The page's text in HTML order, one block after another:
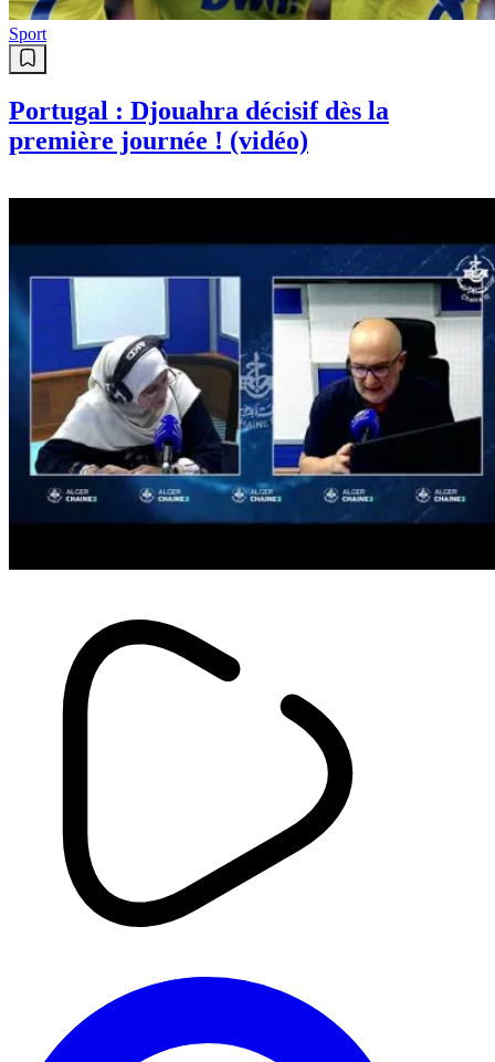
Sport
Portugal : Djouahra décisif dès la
première journée ! (vidéo)